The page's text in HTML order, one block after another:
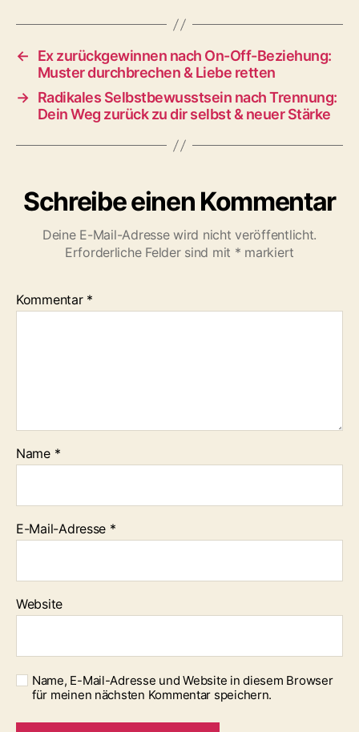
←
Ex zurückgewinnen nach On-Off-Beziehung:
Muster durchbrechen & Liebe retten
→ Radikales Selbstbewusstsein nach Trennung:
Dein Weg zurück zu dir selbst & neuer Stärke
Schreibe einen Kommentar
Deine E-Mail-Adresse wird nicht veröffentlicht.
Erforderliche Felder sind mit * markiert
Kommentar *
Name *
E-Mail-Adresse *
Website
Name, E-Mail-Adresse und Website in diesem Browser
für meinen nächsten Kommentar speichern.